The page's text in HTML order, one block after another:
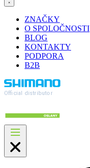
ZNAČKY
O SPOLOČNOSTI
BLOG
KONTAKTY
PODPORA
B2B
Official distributor